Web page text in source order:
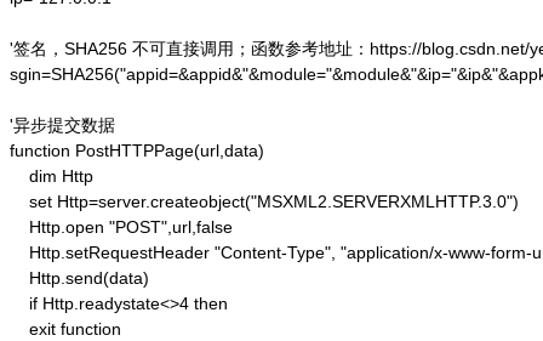
'签名，SHA256 不可直接调用；函数参考地址：https://blog.csdn.net/
'异步提交数据
function PostHTTPPage(url,data)
    dim Http
    set Http=server.createobject("MSXML2.SERVERXMLHTTP.3.0")
    Http.open "POST",url,false
Http.setRequestHeader "Content-Type", "application/x-www-form-
    Http.send(data)
    if Http.readystate<>4 then
    exit function